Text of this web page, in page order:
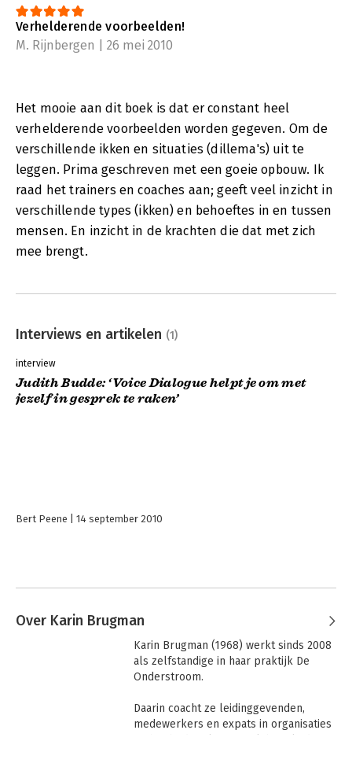
Verhelderende voorbeelden!
M. Rijnbergen | 26 mei 2010
Het mooie aan dit boek is dat er constant heel
verhelderende voorbeelden worden gegeven. Om de
verschillende ikken en situaties (dillema's) uit te
leggen. Prima geschreven met een goeie opbouw. Ik
raad het trainers en coaches aan; geeft veel inzicht in
verschillende types (ikken) en behoeftes in en tussen
mensen. En inzicht in de krachten die dat met zich
mee brengt.
Interviews en artikelen (1)
interview
Judith Budde: ‘Voice Dialogue helpt je om met
jezelf in gesprek te raken’
Bert Peene 14 september 2010
Over Karin Brugman
Karin Brugman (1968) werkt sinds 2008
als zelfstandige in haar praktijk De
Onderstroom.
Daarin coacht ze leidinggevenden,
medewerkers en expats in organisaties